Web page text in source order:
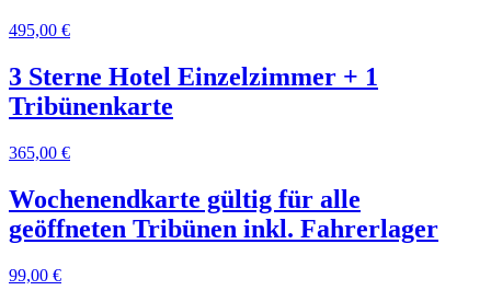
495,00 €
3 Sterne Hotel Einzelzimmer + 1
Tribünenkarte
365,00 €
Wochenendkarte gültig für alle
geöffneten Tribünen inkl. Fahrerlager
99,00 €